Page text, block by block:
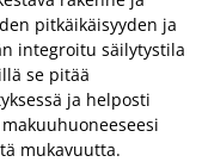
pitkäikäisyyden ja
integroitu säilytystila
se pitää
ja helposti
mukavuutta.